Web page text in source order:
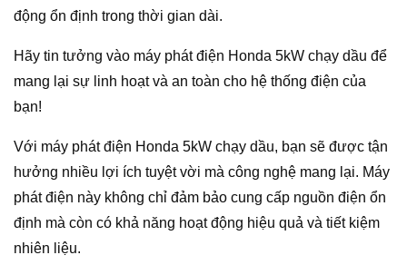
động ổn định trong thời gian dài.
Hãy tin tưởng vào máy phát điện Honda 5kW chạy dầu để
mang lại sự linh hoạt và an toàn cho hệ thống điện của
bạn!
Với máy phát điện Honda 5kW chạy dầu, bạn sẽ được tận
hưởng nhiều lợi ích tuyệt vời mà công nghệ mang lại. Máy
phát điện này không chỉ đảm bảo cung cấp nguồn điện ổn
định mà còn có khả năng hoạt động hiệu quả và tiết kiệm
nhiên liệu.